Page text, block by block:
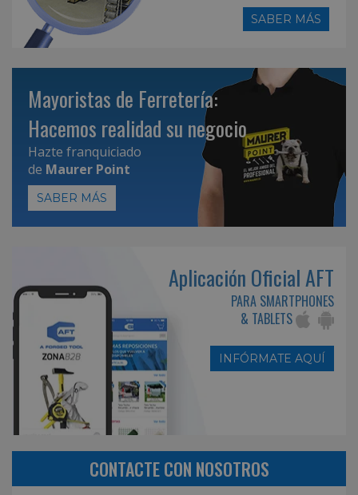
SABER MÁS
Mayoristas de Ferretería:
Hacemos realidad su negocio
Hazte franquiciado
de Maurer Point
SABER MÁS
Aplicación Oficial AFT
PARA SMARTPHONES
& TABLETS
INFÓRMATE AQUÍ
CONTACTE CON NOSOTROS